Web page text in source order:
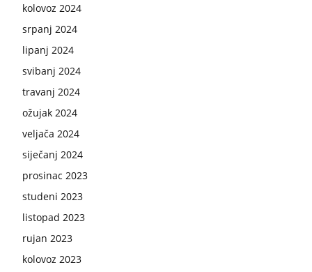
kolovoz 2024
srpanj 2024
lipanj 2024
svibanj 2024
travanj 2024
ožujak 2024
veljača 2024
siječanj 2024
prosinac 2023
studeni 2023
listopad 2023
rujan 2023
kolovoz 2023